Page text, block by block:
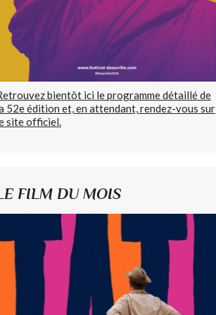
bientôt ici le programme détaillé de
52e édition et, en attendant, rendez-vous sur
site officiel.
FILM DU MOIS